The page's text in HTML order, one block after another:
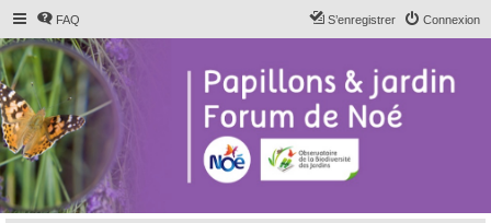
FAQ Connexion
S’enregistrer